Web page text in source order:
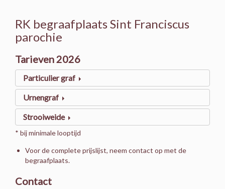
RK begraafplaats Sint Franciscus
parochie
Tarieven 2026
Particulier graf
Urnengraf
Strooiweide
* bij minimale looptijd
Voor de complete prijslijst, neem contact op met de
begraafplaats.
Contact